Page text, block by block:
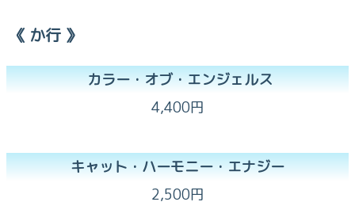
《 か行 》
カラー・オブ・エンジェルス
4,400円
キャット・ハーモニー・エナジー
2,500円